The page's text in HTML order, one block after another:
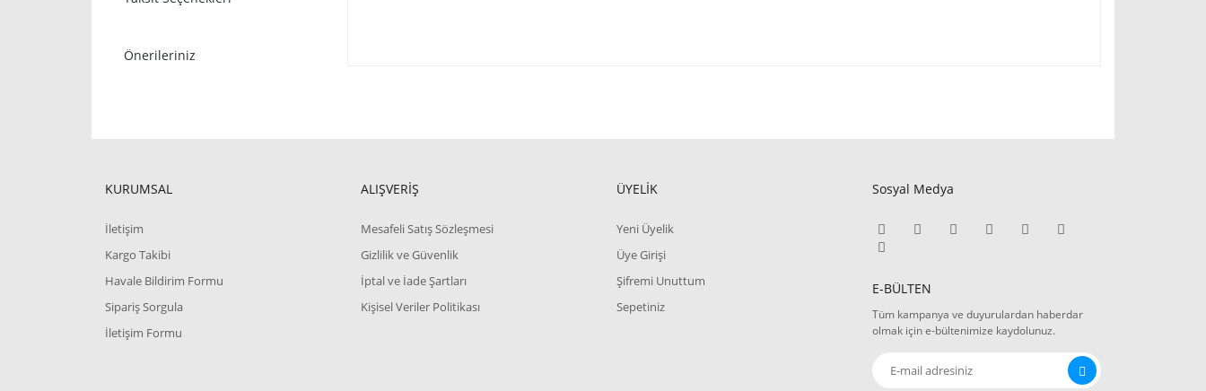
Önerileriniz
KURUMSAL
İletişim
Kargo Takibi
Havale Bildirim Formu
Sipariş Sorgula
İletişim Formu
ALIŞVERİŞ
Mesafeli Satış Sözleşmesi
Gizlilik ve Güvenlik
İptal ve İade Şartları
Kişisel Veriler Politikası
ÜYELİK
Yeni Üyelik
Üye Girişi
Şifremi Unuttum
Sepetiniz
Sosyal Medya
E-BÜLTEN
Tüm kampanya ve duyurulardan haberdar
olmak için e-bültenimize kaydolunuz.